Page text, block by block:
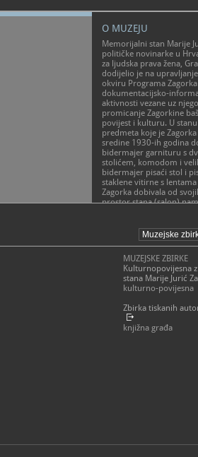
O MUZEJU
Memorijalni stan Marije
političke novinarke u
za ljudska prava žena,
dodijelio je na
okviru Programa
dokumentacijsko-
aktivnosti vezane uz
promicanje Zagorkine
povijest i kulturu. U
predmeta koje je
sredine 1930-ih godina
bidermajer garnituru s
stolićem, komodom i
bidermajer pisaći stol i
staklene vitirne s
Zagorka dobivala od
prostor stana (salon)
cjelokupnog ženskog
stanu se nalazi i
rodnim temama i
rad o Mariji Jurić Zagorki.
Marija Jurić Zagorka
novinarka i najčitanija
je i uređivala
Borila se protiv
germanizacije te za
Zagorke – namještaj i
U Memorijalnom stanu
dokumentacijsko-
aktivnosti vezane uz
nasljeđa Marije Jurić
povijest i kulturu.
MUZEJSKE ZBIRKE
Kulturnopovijesna
stana Marije Jurić
kulturno-povijesna
Zbirka tiskanih
knjižna građa